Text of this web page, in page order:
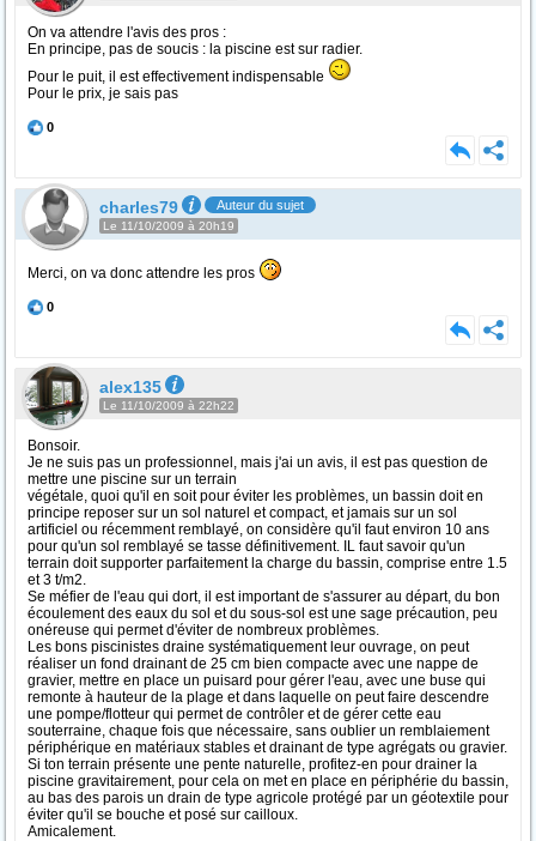
On va attendre l'avis des pros :
En principe, pas de soucis : la piscine est sur radier.
Pour le puit, il est effectivement indispensable
Pour le prix, je sais pas
0
charles79 Auteur du sujet
Le 11/10/2009 à 20h19
Merci, on va donc attendre les pros
0
alex135
Le 11/10/2009 à 22h22
Bonsoir.
Je ne suis pas un professionnel, mais j'ai un avis, il est pas question de
mettre une piscine sur un terrain
végétale, quoi qu'il en soit pour éviter les problèmes, un bassin doit en
principe reposer sur un sol naturel et compact, et jamais sur un sol
artificiel ou récemment remblayé, on considère qu'il faut environ 10 ans
pour qu'un sol remblayé se tasse définitivement. IL faut savoir qu'un
terrain doit supporter parfaitement la charge du bassin, comprise entre 1.5
et 3 t/m2.
Se méfier de l'eau qui dort, il est important de s'assurer au départ, du bon
écoulement des eaux du sol et du sous-sol est une sage précaution, peu
onéreuse qui permet d'éviter de nombreux problèmes.
Les bons piscinistes draine systématiquement leur ouvrage, on peut
réaliser un fond drainant de 25 cm bien compacte avec une nappe de
gravier, mettre en place un puisard pour gérer l'eau, avec une buse qui
remonte à hauteur de la plage et dans laquelle on peut faire descendre
une pompe/flotteur qui permet de contrôler et de gérer cette eau
souterraine, chaque fois que nécessaire, sans oublier un remblaiement
périphérique en matériaux stables et drainant de type agrégats ou gravier.
Si ton terrain présente une pente naturelle, profitez-en pour drainer la
piscine gravitairement, pour cela on met en place en périphérie du bassin,
au bas des parois un drain de type agricole protégé par un géotextile pour
éviter qu'il se bouche et posé sur cailloux.
Amicalement.